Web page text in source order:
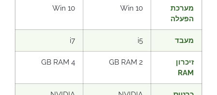
מערכת
הפעלה
Win 10
Win 10
מעבד i5
i7
זיכרון
RAM
2 GB RAM
4 GB RAM